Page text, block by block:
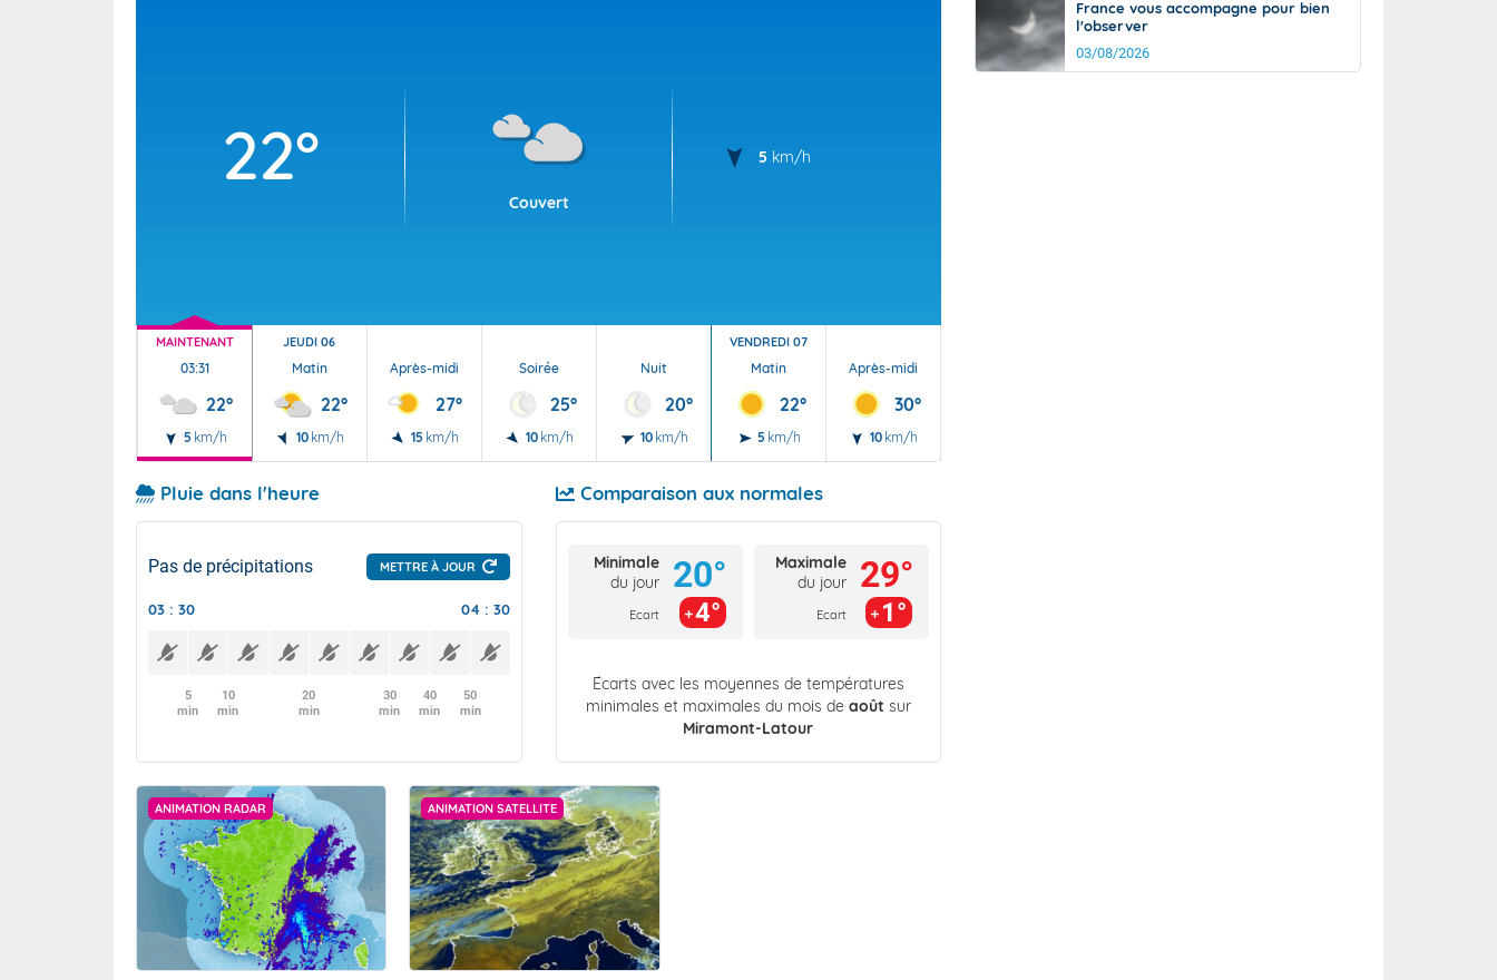
22°
Couvert
5 km/h
MAINTENANT
03:31
22°
5 km/h
JEUDI 06
Matin
22°
10 km/h
Après-midi
27°
15 km/h
Soirée
25°
10 km/h
Nuit
20°
10 km/h
VENDREDI 07
Matin
22°
5 km/h
Après-midi
30°
10 km/h
Pluie dans l'heure
Pas de précipitations METTRE À JOUR
03 : 30 04 : 30
5
min
10
min
20
min
30
min
40
min
50
min
Comparaison aux normales
Minimale
du jour
Ecart
20°
4°
Maximale
du jour
Ecart
29°
1°
Écarts avec les moyennes de températures
minimales et maximales du mois de août sur
Miramont-Latour
ANIMATION RADAR ANIMATION SATELLITE
France vous accompagne pour bien
l'observer
03/08/2026